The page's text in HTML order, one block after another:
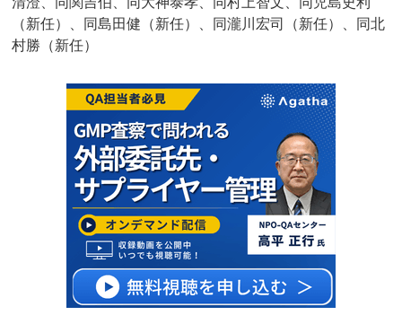
（新任）、同島田健（新任）、同瀧川宏司（新任）、同北
村勝（新任）